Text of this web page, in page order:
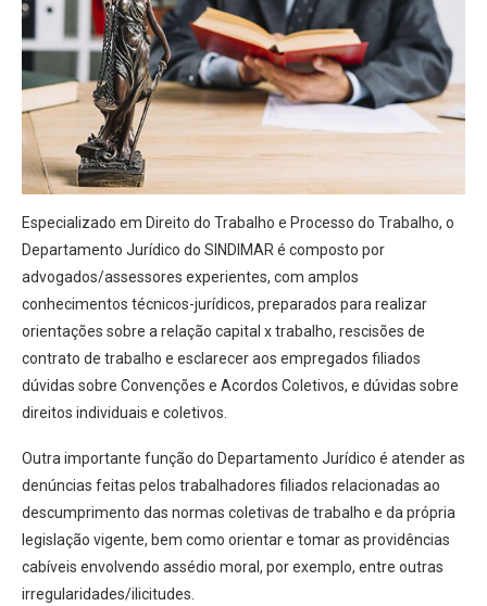
Especializado em Direito do Trabalho e Processo do Trabalho, o
Departamento Jurídico do SINDIMAR é composto por
advogados/assessores experientes, com amplos
conhecimentos técnicos-jurídicos, preparados para realizar
orientações sobre a relação capital x trabalho, rescisões de
contrato de trabalho e esclarecer aos empregados filiados
dúvidas sobre Convenções e Acordos Coletivos, e dúvidas sobre
direitos individuais e coletivos.
Outra importante função do Departamento Jurídico é atender as
denúncias feitas pelos trabalhadores filiados relacionadas ao
descumprimento das normas coletivas de trabalho e da própria
legislação vigente, bem como orientar e tomar as providências
cabíveis envolvendo assédio moral, por exemplo, entre outras
irregularidades/ilicitudes.